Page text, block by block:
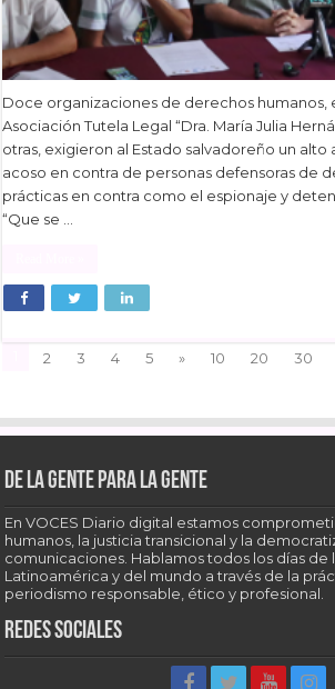
Doce organizaciones de derechos humanos,
Asociación Tutela Legal “Dra. María Julia
otras, exigieron al Estado salvadoreño un alto
acoso en contra de personas defensoras de
prácticas en contra como el espionaje y
“Que se …
2 3 4 5 » 10 20 30
De la gente para la gente
En VOCES Diario digital estamos
humanos, la justicia transicional y la
comunicaciones. Hablamos todos los días de
Latinoamérica y del mundo a través de la
periodismo responsable, ético y profesional.
Redes sociales